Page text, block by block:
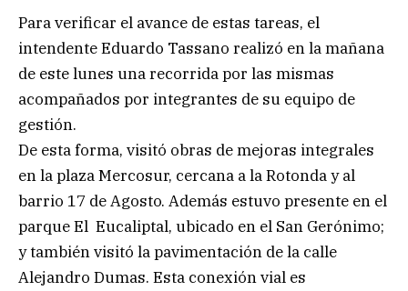
Para verificar el avance de estas tareas, el
intendente Eduardo Tassano realizó en la mañana
de este lunes una recorrida por las mismas
acompañados por integrantes de su equipo de
gestión.
De esta forma, visitó obras de mejoras integrales
en la plaza Mercosur, cercana a la Rotonda y al
barrio 17 de Agosto. Además estuvo presente en el
parque El Eucaliptal, ubicado en el San Gerónimo;
y también visitó la pavimentación de la calle
Alejandro Dumas. Esta conexión vial es